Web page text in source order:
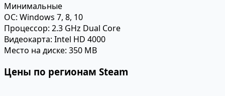
Минимальные
ОС: Windows 7, 8, 10
Процессор: 2.3 GHz Dual Core
Видеокарта: Intel HD 4000
Место на диске: 350 MB
Цены по регионам Steam